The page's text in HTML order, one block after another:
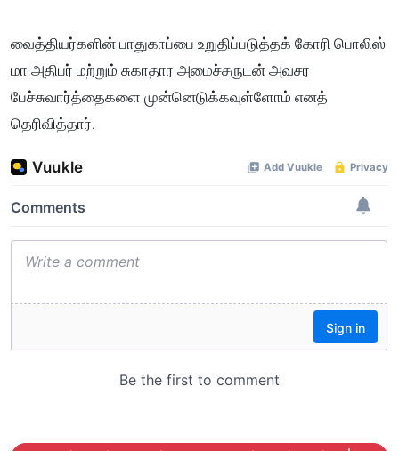
வைத்தியர்களின் பாதுகாப்பை உறுதிப்படுத்தக் கோரி பொலிஸ்
மா அதிபர் மற்றும் சுகாதார அமைச்சருடன் அவசர
பேச்சுவார்த்தைகளை முன்னெடுக்கவுள்ளோம் எனத்
தெரிவித்தார்.